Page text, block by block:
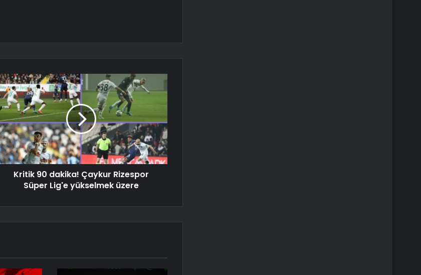
Kritik 90 dakika! Çaykur Rizespor
Süper Lig'e yükselmek üzere